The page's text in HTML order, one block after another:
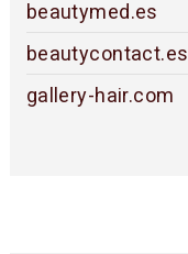
beautymed.es
beautycontact.es
gallery-hair.com